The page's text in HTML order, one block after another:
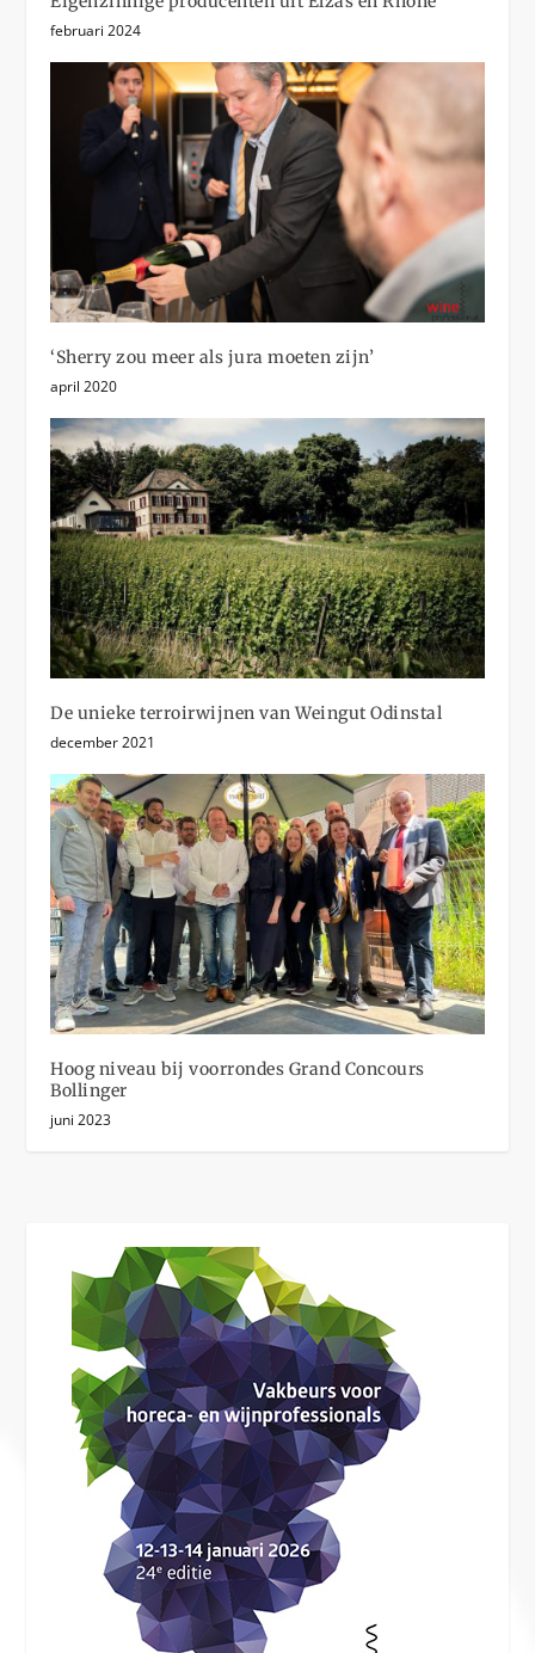
februari 2024
‘Sherry zou meer als jura moeten zijn’
april 2020
De unieke terroirwijnen van Weingut Odinstal
december 2021
Hoog niveau bij voorrondes Grand Concours
Bollinger
juni 2023